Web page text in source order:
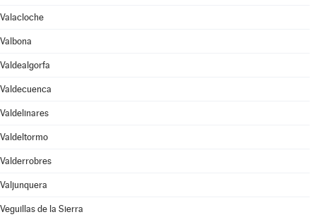
Valacloche
Valbona
Valdealgorfa
Valdecuenca
Valdelinares
Valdeltormo
Valderrobres
Valjunquera
Veguillas de la Sierra